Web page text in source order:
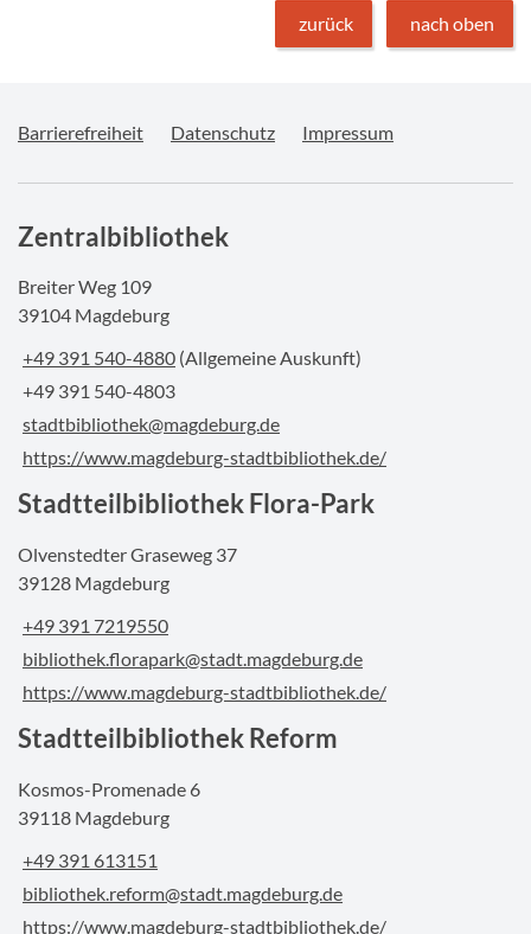
zurück nach oben
Barrierefreiheit Datenschutz Impressum
Zentralbibliothek
Breiter Weg 109
39104 Magdeburg
+49 391 540-4880 (Allgemeine Auskunft)
+49 391 540-4803
stadtbibliothek@magdeburg.de
https://www.magdeburg-stadtbibliothek.de/
Stadtteilbibliothek Flora-Park
Olvenstedter Graseweg 37
39128 Magdeburg
+49 391 7219550
bibliothek.florapark@stadt.magdeburg.de
https://www.magdeburg-stadtbibliothek.de/
Stadtteilbibliothek Reform
Kosmos-Promenade 6
39118 Magdeburg
+49 391 613151
bibliothek.reform@stadt.magdeburg.de
https://www.magdeburg-stadtbibliothek.de/